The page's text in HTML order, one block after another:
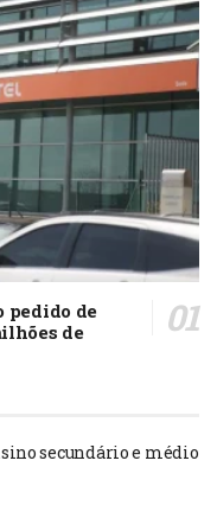
que esse
a
pelo que não
mas o
partido no
UNITA
conhecer
Inclusive
interesses,
pedido de
de
secundário e médio